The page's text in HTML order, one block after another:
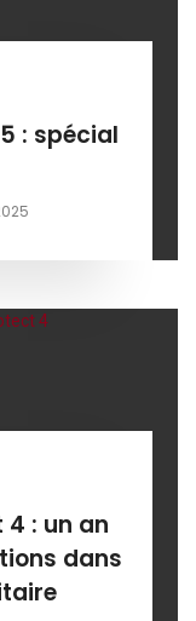
: spécial
: un an
dans